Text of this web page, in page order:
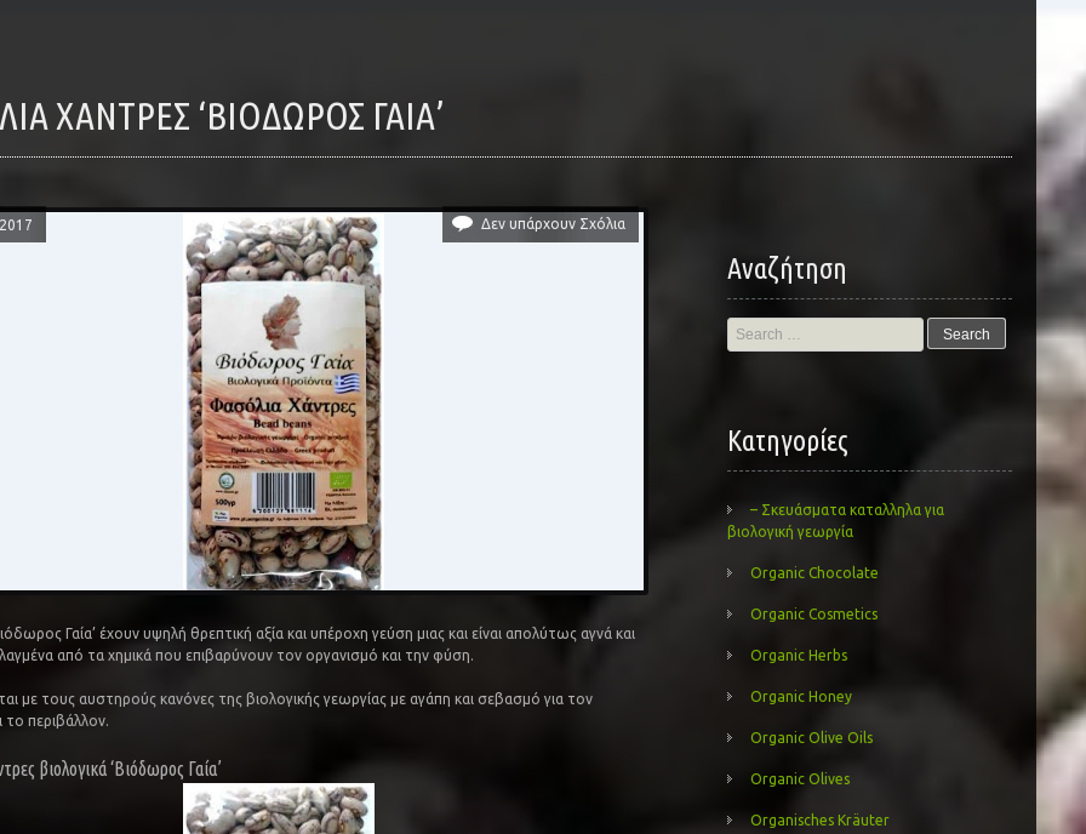
ΧΆΝΤΡΕΣ ‘ΒΙΌΔΩΡΟΣ ΓΑΊΑ’
Δεν υπάρχουν Σχόλια
Γαία’ έχουν υψηλή θρεπτική αξία και υπέροχη γεύση μιας και είναι απολύτως αγνά και
από τα χημικά που επιβαρύνουν τον οργανισμό και την φύση.
με τους αυστηρούς κανόνες της βιολογικής γεωργίας με αγάπη και σεβασμό για τον
περιβάλλον.
βιολογικά ‘Βιόδωρος Γαία’
Αναζήτηση
Search
for:
Kατηγορίες
– Σκευάσματα καταλληλα για
βιολογική γεωργία
Organic Chocolate
Organic Cosmetics
Organic Herbs
Organic Honey
Organic Olive Oils
Organic Olives
Organisches Kräuter